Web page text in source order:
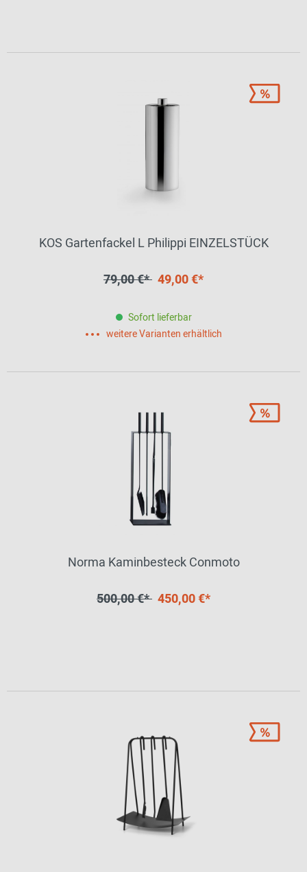
KOS Gartenfackel L Philippi EINZELSTÜCK
79,00 €* 49,00 €*
Sofort lieferbar
weitere Varianten erhältlich
Norma Kaminbesteck Conmoto
500,00 €* 450,00 €*